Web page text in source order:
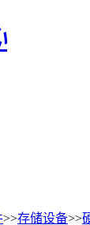
>>存储设备>>